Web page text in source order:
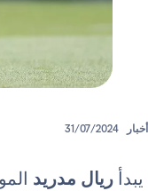
أخبار 31/07/2024
يبدأ ريال مدريد